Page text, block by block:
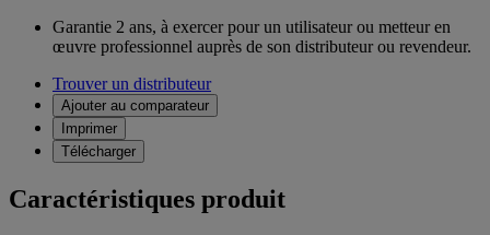
Garantie 2 ans, à exercer pour un utilisateur ou metteur en
œuvre professionnel auprès de son distributeur ou revendeur.
Trouver un distributeur
Ajouter au comparateur
Imprimer
Télécharger
Caractéristiques produit